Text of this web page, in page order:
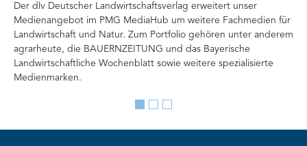
Der dlv Deutscher Landwirtschaftsverlag erweitert unser
Medienangebot im PMG MediaHub um weitere Fachmedien für
Landwirtschaft und Natur. Zum Portfolio gehören unter anderem
agrarheute, die BAUERNZEITUNG und das Bayerische
Landwirtschaftliche Wochenblatt sowie weitere spezialisierte
Medienmarken.
Go
slide
Go
slide
Go
slide